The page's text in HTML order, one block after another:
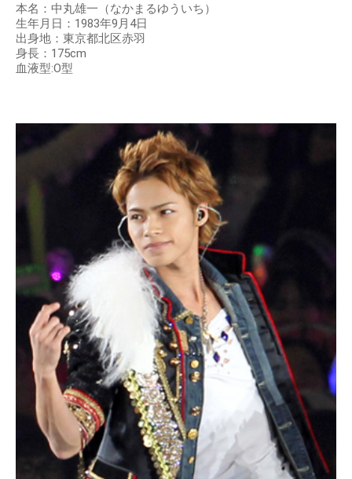
本名：中丸雄一（なかまるゆういち）
生年月日：1983年9月4日
出身地：東京都北区赤羽
身長：175cm
血液型:O型